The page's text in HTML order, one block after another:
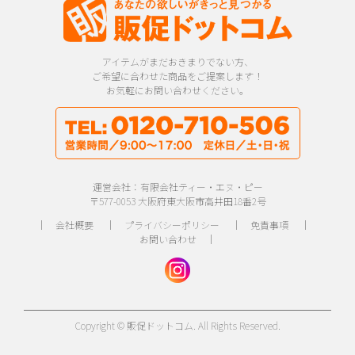
アイテムがまだおきまりでない方、
ご希望に合わせた商品をご提案します！
お気軽にお問い合わせください。
運営会社：有限会社ティー・エヌ・ピー
〒577-0053 大阪府東大阪市高井田18番2号
｜ 会社概要｜ プライバシーポリシー ｜ 免責事項｜
お問い合わせ ｜
Copyright © 販促ドットコム. All Rights Reserved.